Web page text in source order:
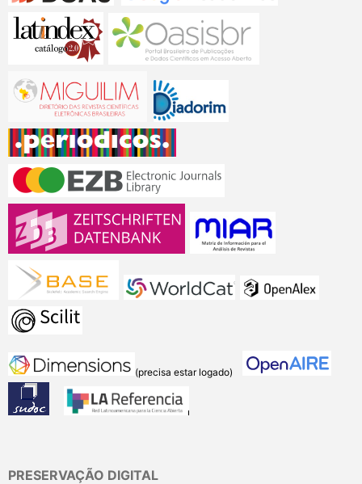
(precisa estar logado)
PRESERVAÇÃO DIGITAL